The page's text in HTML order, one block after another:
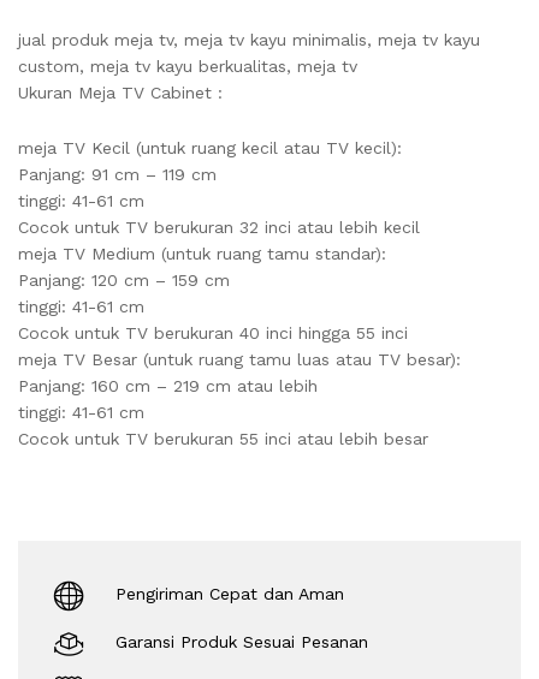
jual produk meja tv, meja tv kayu minimalis, meja tv kayu
custom, meja tv kayu berkualitas, meja tv
Ukuran Meja TV Cabinet :
meja TV Kecil (untuk ruang kecil atau TV kecil):
Panjang: 91 cm – 119 cm
tinggi: 41-61 cm
Cocok untuk TV berukuran 32 inci atau lebih kecil
meja TV Medium (untuk ruang tamu standar):
Panjang: 120 cm – 159 cm
tinggi: 41-61 cm
Cocok untuk TV berukuran 40 inci hingga 55 inci
meja TV Besar (untuk ruang tamu luas atau TV besar):
Panjang: 160 cm – 219 cm atau lebih
tinggi: 41-61 cm
Cocok untuk TV berukuran 55 inci atau lebih besar
Pengiriman Cepat dan Aman
Garansi Produk Sesuai Pesanan